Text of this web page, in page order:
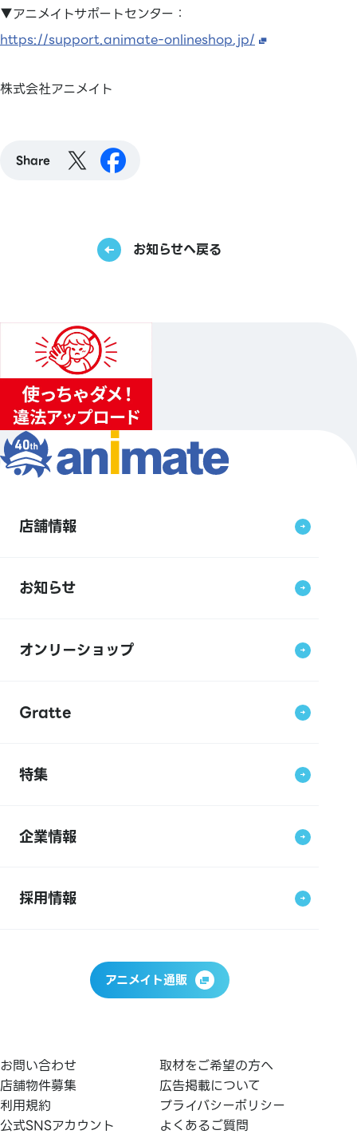
▼アニメイトサポートセンター：
https://support.animate-onlineshop.jp/
株式会社アニメイト
Share
お知らせへ戻る
店舗情報
お知らせ
オンリーショップ
Gratte
特集
企業情報
採用情報
アニメイト通販
お問い合わせ
取材をご希望の方へ
店舗物件募集
広告掲載について
利用規約
プライバシーポリシー
公式SNSアカウント
よくあるご質問